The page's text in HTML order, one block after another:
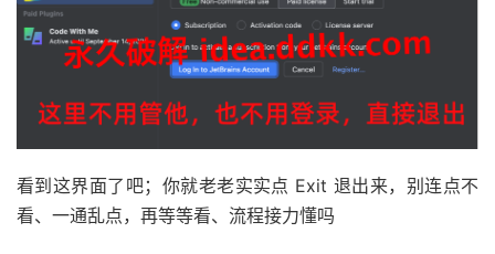
看到这界面了吧；你就老老实实点 Exit 退出来，别连点不
看、一通乱点，再等等看、流程接力懂吗